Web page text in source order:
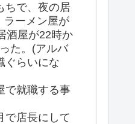
ちで、夜の居
ラーメン屋が
酒屋が22時か
た。(アルバ
ぐらいにな
で就職する事
で店長にして